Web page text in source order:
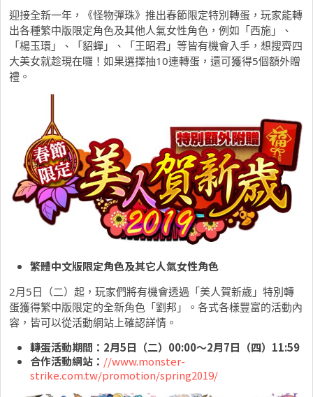
迎接全新一年，《怪物彈珠》推出春節限定特別轉蛋，玩家能轉
出各種繁中版限定角色及其他人氣女性角色，例如「西施」、
「楊玉環」、「貂蟬」、「王昭君」等皆有機會入手，想搜齊四
大美女就趁現在囉！如果選擇抽10連轉蛋，還可獲得5個額外贈
禮。
繁體中文版限定角色及其它人氣女性角色
2月5日（二）起，玩家們將有機會透過「美人賀新歲」特別轉
蛋獲得繁中版限定的全新角色「劉邦」。各式各樣豐富的活動內
容，皆可以從活動網站上確認詳情。
轉蛋活動期間： 2月5日（二） 00:00～2月7日（四） 11:59
合作活動網站： //www.monster-
strike.com.tw/promotion/spring2019/